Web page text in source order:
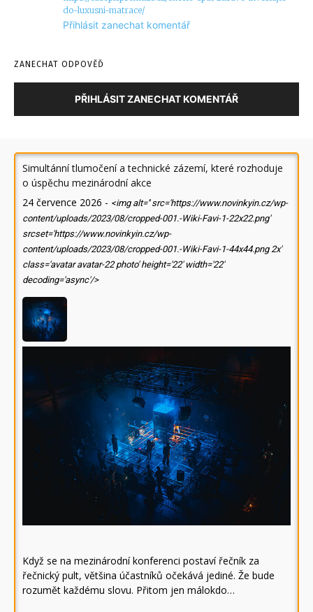
do-luxusni-matrace/
Přihlásit zanechat komentář
ZANECHAT ODPOVĚĎ
PŘIHLÁSIT ZANECHAT KOMENTÁŘ
Simultánní tlumočení a technické zázemí, které rozhoduje
o úspěchu mezinárodní akce
24 července 2026 - <img alt='' src='https://www.novinkyin.cz/wp-
content/uploads/2023/08/cropped-001.-Wiki-Favi-1-22x22.png'
srcset='https://www.novinkyin.cz/wp-
content/uploads/2023/08/cropped-001.-Wiki-Favi-1-44x44.png 2x'
class='avatar avatar-22 photo' height='22' width='22'
decoding='async'/>
Když se na mezinárodní konferenci postaví řečník za
řečnický pult, většina účastníků očekává jediné. Že bude
rozumět každému slovu. Přitom jen málokdo…